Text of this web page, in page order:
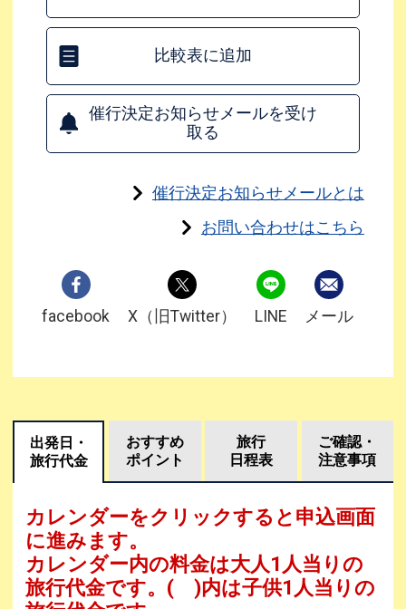
比較表に追加
催行決定お知らせメールを受け
取る
催行決定お知らせメールとは
お問い合わせはこちら
facebook X（旧Twitter） LINE メール
出発日・
旅行代金
おすすめ
ポイント
旅行
日程表
ご確認・
注意事項
カレンダーをクリックすると申込画面
に進みます。
カレンダー内の料金は大人1人当りの
旅行代金です。 ( )内は子供1人当りの